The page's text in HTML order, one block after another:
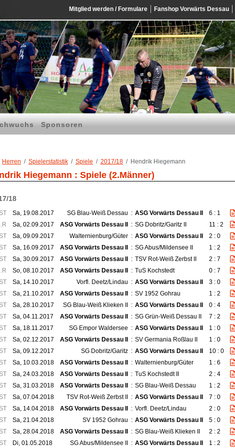
Mitglied werden / Formulare Fanshop Vorwärts Dessau
Sponsoren
Herren Spielerstatistik Spiele 2017/18 Hendrik Hiegemann
Hiegemann : Spiele (2.Männer)
18
Sa, 19.08.2017 SG Blau-Weiß Dessau : ASG Vorwärts Dessau II
6 : 1
Sa, 02.09.2017 ASG Vorwärts Dessau II : SG Dobritz/Garitz II
11 : 2
Sa, 09.09.2017 Walternienburg/Güter : ASG Vorwärts Dessau II
2 : 0
Sa, 16.09.2017 ASG Vorwärts Dessau II : SG Abus/Mildensee II
1 : 2
Sa, 30.09.2017 ASG Vorwärts Dessau II : TSV Rot-Weiß Zerbst II
2 : 7
So, 08.10.2017 ASG Vorwärts Dessau II : TuS Kochstedt
0 : 7
Sa, 14.10.2017 Vorfl. Deetz/Lindau : ASG Vorwärts Dessau II
3 : 0
Sa, 21.10.2017 ASG Vorwärts Dessau II : SV 1952 Gohrau
1 : 2
Sa, 28.10.2017 SG Blau-Weiß Klieken II : ASG Vorwärts Dessau II
0 : 4
Sa, 04.11.2017 ASG Vorwärts Dessau II : SG Grün-Weiß Dessau II
7 : 2
Sa, 18.11.2017 SG Empor Waldersee : ASG Vorwärts Dessau II
1 : 0
Sa, 02.12.2017 ASG Vorwärts Dessau II : SV Germania Roßlau II
1 : 0
Sa, 09.12.2017 SG Dobritz/Garitz : ASG Vorwärts Dessau II
10 : 0
Sa, 10.03.2018 ASG Vorwärts Dessau II : Walternienburg/Güter
1 : 6
Sa, 24.03.2018 ASG Vorwärts Dessau II : TuS Kochstedt II
2 : 4
Sa, 31.03.2018 ASG Vorwärts Dessau II : SG Blau-Weiß Dessau
1 : 2
Sa, 07.04.2018 TSV Rot-Weiß Zerbst II : ASG Vorwärts Dessau II
7 : 0
Sa, 14.04.2018 ASG Vorwärts Dessau II : Vorfl. Deetz/Lindau
2 : 0
Sa, 21.04.2018 SV 1952 Gohrau : ASG Vorwärts Dessau II
5 : 0
Sa, 28.04.2018 ASG Vorwärts Dessau II : SG Blau-Weiß Klieken II
2 : 2
Di, 01.05.2018 SG Abus/Mildensee II : ASG Vorwärts Dessau II 1 : 2